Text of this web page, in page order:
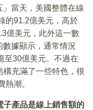
當天，美國整體在線
的91.2億美元，高於
億美元，此外這一數
據顯示，通常情況
至30億美元。不過在
充滿了一些特色，很
熱潮。
子產品是線上銷售額的